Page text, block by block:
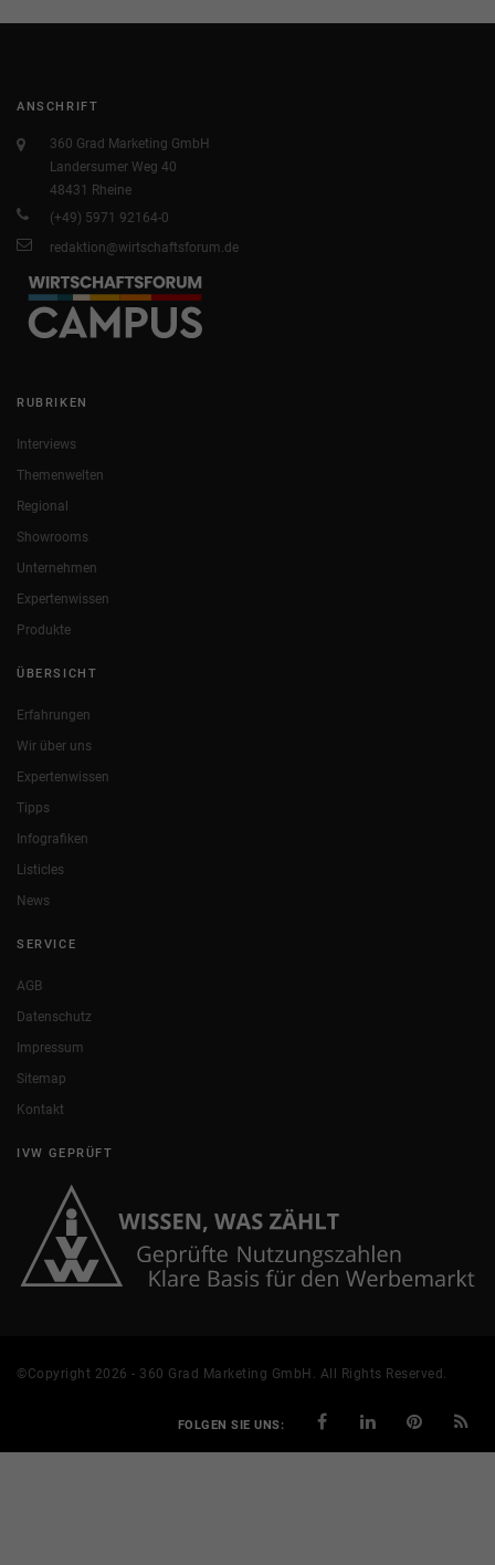
ANSCHRIFT
360 Grad Marketing GmbH
Landersumer Weg 40
48431 Rheine
(+49) 5971 92164-0
redaktion@wirtschaftsforum.de
RUBRIKEN
Interviews
Themenwelten
Regional
Showrooms
Unternehmen
Expertenwissen
Produkte
ÜBERSICHT
Erfahrungen
Wir über uns
Expertenwissen
Tipps
Infografiken
Listicles
News
SERVICE
AGB
Datenschutz
Impressum
Sitemap
Kontakt
IVW GEPRÜFT
©Copyright 2026 - 360 Grad Marketing GmbH. All Rights Reserved.
FOLGEN SIE UNS: